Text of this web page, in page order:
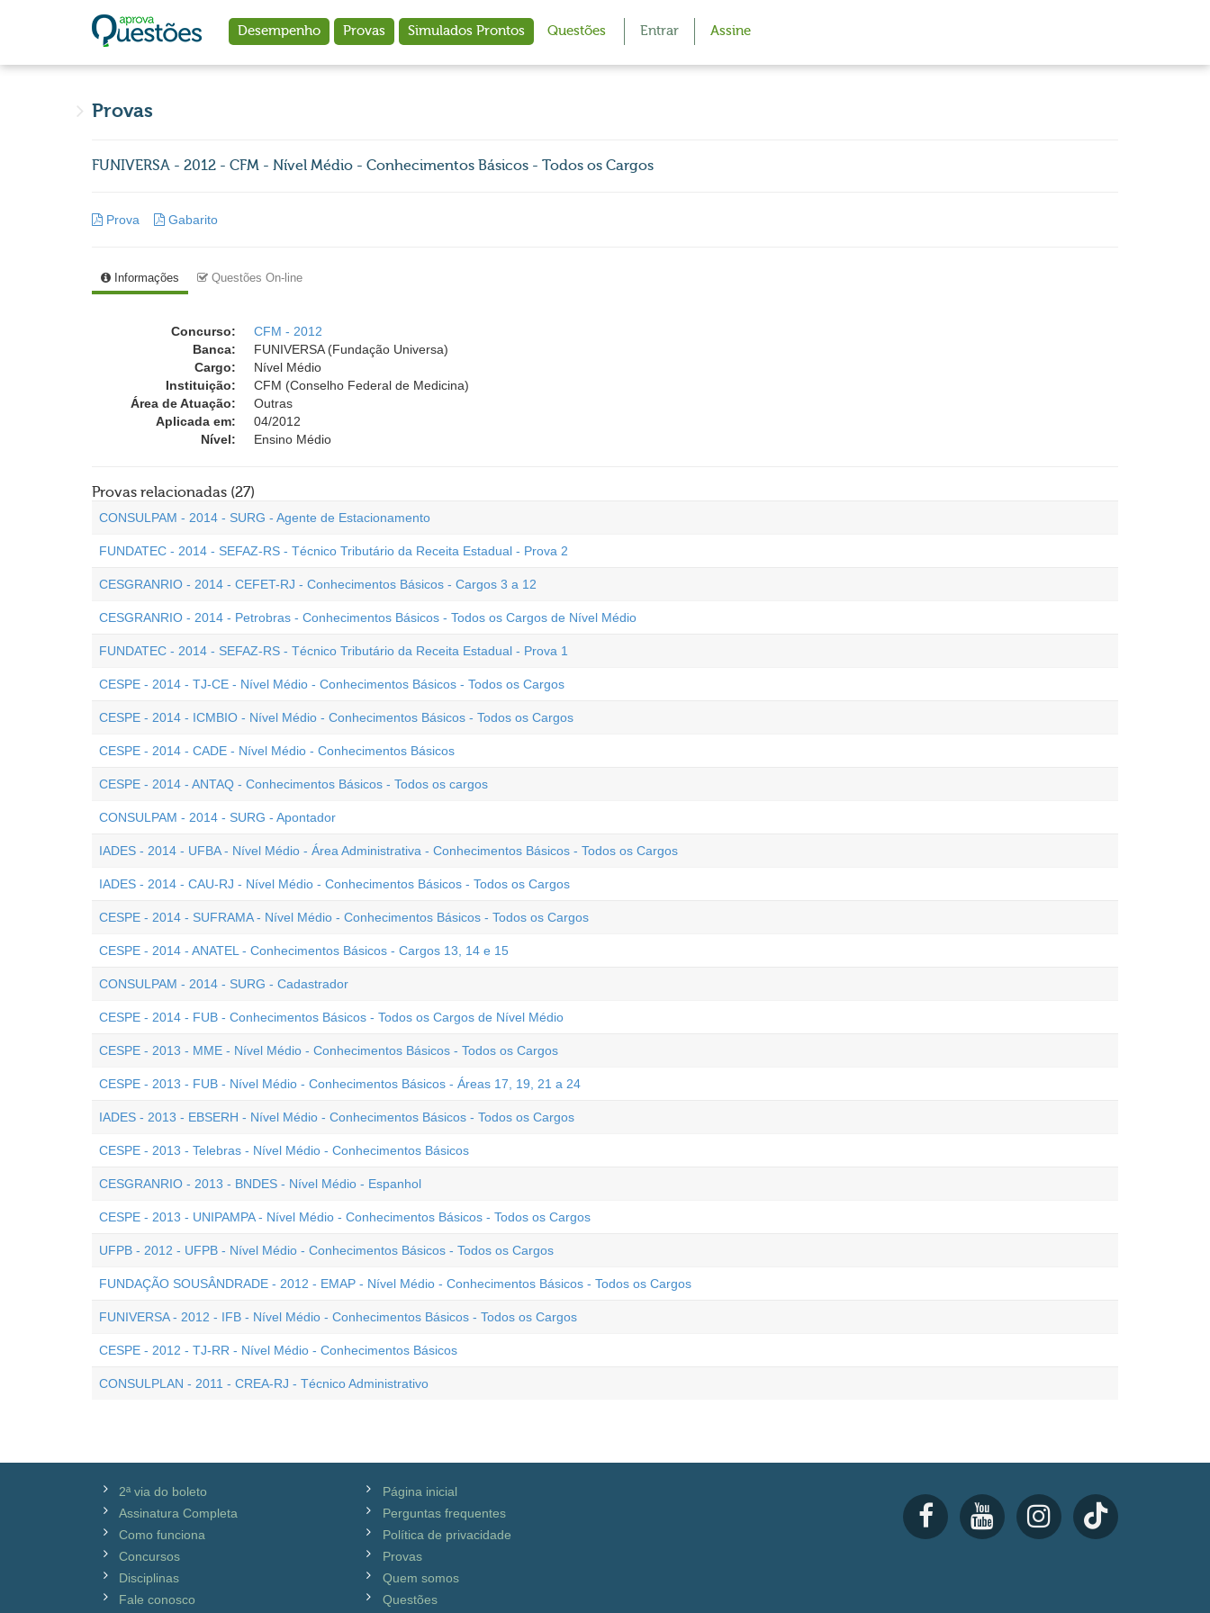
Desempenho Provas Simulados Prontos Questões Entrar Assine
Provas
FUNIVERSA - 2012 - CFM - Nível Médio - Conhecimentos Básicos - Todos os Cargos
Prova Gabarito
Informações Questões On-line
Concurso:
CFM - 2012
Banca:
FUNIVERSA (Fundação Universa)
Cargo:
Nível Médio
Instituição:
CFM (Conselho Federal de Medicina)
Área de Atuação:
Outras
Aplicada em:
04/2012
Nível:
Ensino Médio
Provas relacionadas (27)
CONSULPAM - 2014 - SURG - Agente de Estacionamento
FUNDATEC - 2014 - SEFAZ-RS - Técnico Tributário da Receita Estadual - Prova 2
CESGRANRIO - 2014 - CEFET-RJ - Conhecimentos Básicos - Cargos 3 a 12
CESGRANRIO - 2014 - Petrobras - Conhecimentos Básicos - Todos os Cargos de Nível Médio
FUNDATEC - 2014 - SEFAZ-RS - Técnico Tributário da Receita Estadual - Prova 1
CESPE - 2014 - TJ-CE - Nível Médio - Conhecimentos Básicos - Todos os Cargos
CESPE - 2014 - ICMBIO - Nível Médio - Conhecimentos Básicos - Todos os Cargos
CESPE - 2014 - CADE - Nível Médio - Conhecimentos Básicos
CESPE - 2014 - ANTAQ - Conhecimentos Básicos - Todos os cargos
CONSULPAM - 2014 - SURG - Apontador
IADES - 2014 - UFBA - Nível Médio - Área Administrativa - Conhecimentos Básicos - Todos os Cargos
IADES - 2014 - CAU-RJ - Nível Médio - Conhecimentos Básicos - Todos os Cargos
CESPE - 2014 - SUFRAMA - Nível Médio - Conhecimentos Básicos - Todos os Cargos
CESPE - 2014 - ANATEL - Conhecimentos Básicos - Cargos 13, 14 e 15
CONSULPAM - 2014 - SURG - Cadastrador
CESPE - 2014 - FUB - Conhecimentos Básicos - Todos os Cargos de Nível Médio
CESPE - 2013 - MME - Nível Médio - Conhecimentos Básicos - Todos os Cargos
CESPE - 2013 - FUB - Nível Médio - Conhecimentos Básicos - Áreas 17, 19, 21 a 24
IADES - 2013 - EBSERH - Nível Médio - Conhecimentos Básicos - Todos os Cargos
CESPE - 2013 - Telebras - Nível Médio - Conhecimentos Básicos
CESGRANRIO - 2013 - BNDES - Nível Médio - Espanhol
CESPE - 2013 - UNIPAMPA - Nível Médio - Conhecimentos Básicos - Todos os Cargos
UFPB - 2012 - UFPB - Nível Médio - Conhecimentos Básicos - Todos os Cargos
FUNDAÇÃO SOUSÂNDRADE - 2012 - EMAP - Nível Médio - Conhecimentos Básicos - Todos os Cargos
FUNIVERSA - 2012 - IFB - Nível Médio - Conhecimentos Básicos - Todos os Cargos
CESPE - 2012 - TJ-RR - Nível Médio - Conhecimentos Básicos
CONSULPLAN - 2011 - CREA-RJ - Técnico Administrativo
2ª via do boleto
Assinatura Completa
Como funciona
Concursos
Disciplinas
Fale conosco
Página inicial
Perguntas frequentes
Política de privacidade
Provas
Quem somos
Questões